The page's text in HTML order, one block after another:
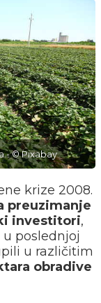
- © Pixabay
krize 2008.
preuzimanje
investitori,
poslednjoj
u različitim
obradive